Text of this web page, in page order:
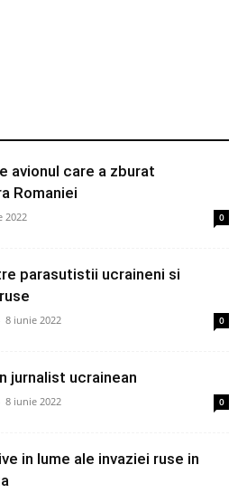
avionul care a zburat
Romaniei
2022 0
parasutistii ucraineni si
8 iunie 2022 0
jurnalist ucrainean
8 iunie 2022 0
in lume ale invaziei ruse in